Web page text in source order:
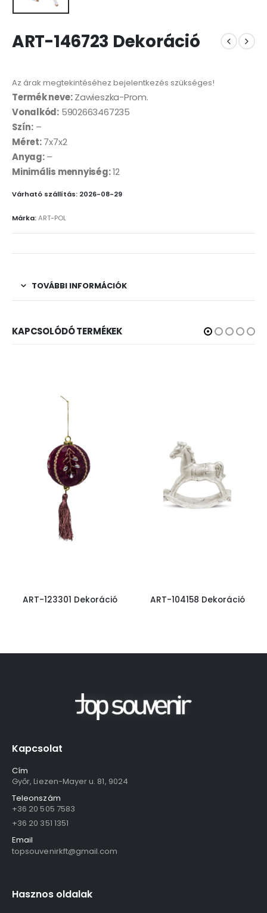
ART-146723 Dekoráció
Az árak megtekintéséhez bejelentkezés szükséges!
Termék neve:Zawieszka-Prom.
Vonalkód: 5902663467235
Szín:–
Méret:7x7x2
Anyag:–
Minimális mennyiség:12
Várható szállítás: 2026-08-29
Márka:ART-POL
TOVÁBBI INFORMÁCIÓK
KAPCSOLÓDÓ TERMÉKEK
ART-123301 Dekoráció ART-104158 Dekoráció
Kapcsolat
Cím
Győr, Liezen-Mayer u. 81, 9024
Teleonszám
+36 20 505 7583
+36 20 351 1351
Email
topsouvenirkft@gmail.com
Hasznos oldalak